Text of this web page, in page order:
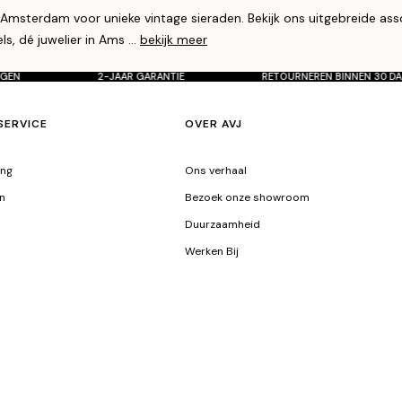
j
voor unieke vintage sieraden. Bekijk ons uitgebreide
dé juwelier in Ams ... bekijk meer
DAGEN 2-JAAR GARANTIE RETOURNEREN BINNEN
OVER AVJ
Ons verhaal
Bezoek onze showroom
Duurzaamheid
Werken Bij